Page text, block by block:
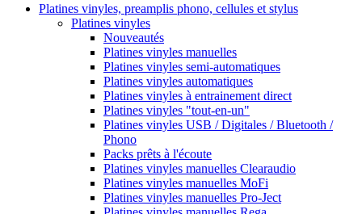
Platines vinyles, preamplis phono, cellules et stylus
Platines vinyles
Nouveautés
Platines vinyles manuelles
Platines vinyles semi-automatiques
Platines vinyles automatiques
Platines vinyles à entrainement direct
Platines vinyles "tout-en-un"
Platines vinyles USB / Digitales / Bluetooth /
Phono
Packs prêts à l'écoute
Platines vinyles manuelles Clearaudio
Platines vinyles manuelles MoFi
Platines vinyles manuelles Pro-Ject